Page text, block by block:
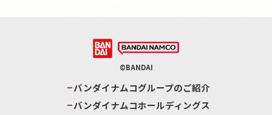
©BANDAI
バンダイナムコグループのご紹介
バンダイナムコホールディングス